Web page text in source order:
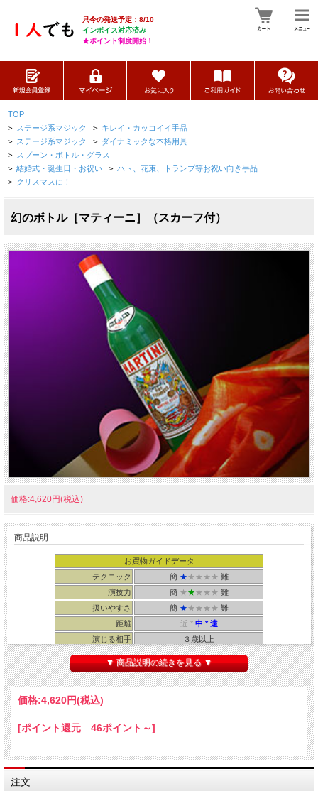
只今の発送予定：8/10
インボイス対応済み
★ポイント制度開始！
TOP
> ステージ系マジック > キレイ・カッコイイ手品
> ステージ系マジック > ダイナミックな本格用具
> スプーン・ボトル・グラス
> 結婚式・誕生日・お祝い > ハト、花束、トランプ等お祝い向き手品
> クリスマスに！
幻のボトル［マティーニ］（スカーフ付）
価格:4,620円(税込)
商品説明
お買物ガイドデータ
テクニック
簡 ★★★★★ 難
演技力
簡 ★★★★★ 難
扱いやすさ
簡 ★★★★★ 難
距離
近 * 中 * 遠
演じる相手
３歳以上
所要時間
1分
・輸入品 ・解説書：まほうとまほう
【マティーニタイプ】
「ボトル」 高さ 約３０cm 直径 約８cm
「筒」 紙製
※メーカーセットではスカーフが付属しませんので当店でお付けしています。
【コーラタイプ】
「ボトル」 高さ 約２４cm 直径 約６cmプラスチック製
「スカーフ」 約３６ｃｍ角程度（デザインは製品ごとに異なります。）
「筒」 ビニール製
▼ 商品説明の続きを見る ▼
価格:4,620円(税込)
[ポイント還元 46ポイント～]
注文